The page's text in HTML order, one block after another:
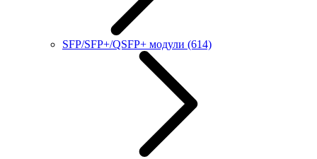
SFP/SFP+/QSFP+ модули (614)